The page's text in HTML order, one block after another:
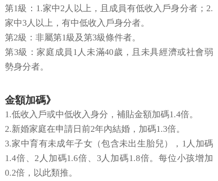
第1級：1.家中2人以上，且成員有低收入戶身分者；2.
家中3人以上，有中低收入戶身分者。
第2級：非屬第1級及第3級條件者。
第3級：家庭成員1人未滿40歲，且未具經濟或社會弱
勢身分者。
金額加碼》
1.低收入戶或中低收入身分，補貼金額加碼1.4倍。
2.新婚家庭在申請日前2年內結婚，加碼1.3倍。
3.家中育有未成年子女（包含未出生胎兒），1人加碼
1.4倍、2人加碼1.6倍、3人加碼1.8倍。每位小孩增加
0.2倍，以此類推。